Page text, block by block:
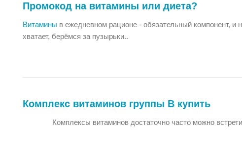
Промокод на витамины или диета?
Витамины в ежедневном рационе - обязательный компонент, и
хватает, берёмся за пузырьки..
Комплекс витаминов группы B купить
Комплексы витаминов достаточно часто можно